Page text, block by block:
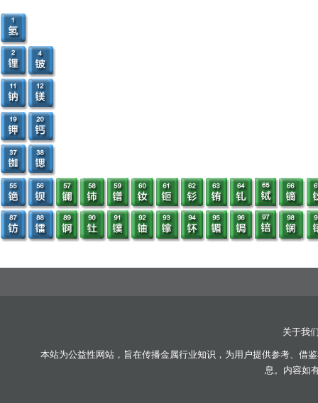
关于我
本站为公益性网站，旨在传播金属行业知识，为用户提供参考、借
息。内容如